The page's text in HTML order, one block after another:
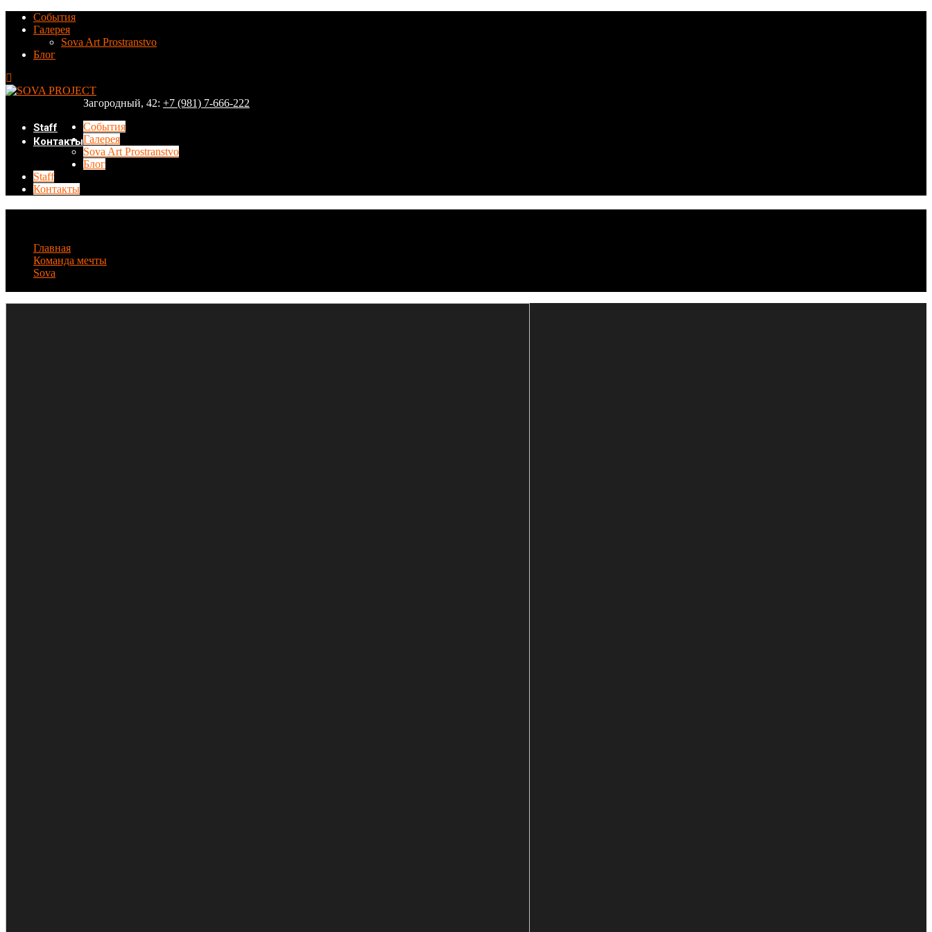
События
Галерея
Sova Art Prostranstvo
Блог
Staff
Контакты
Загородный, 42: +7 (981) 7-666-222
События
Галерея
Sova Art Prostranstvo
Блог
Staff
Контакты
Главная
Команда мечты
Sova